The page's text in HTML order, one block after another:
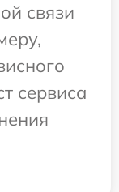
связи
сервиса